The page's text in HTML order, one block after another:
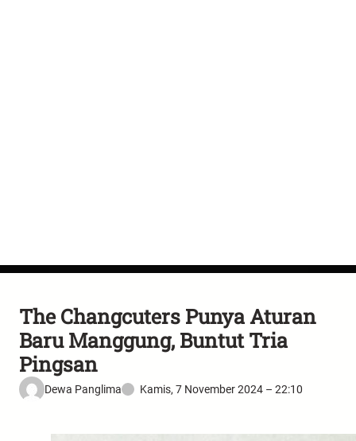
The Changcuters Punya Aturan
Baru Manggung, Buntut Tria
Pingsan
Dewa Panglima Kamis, 7 November 2024 – 22:10